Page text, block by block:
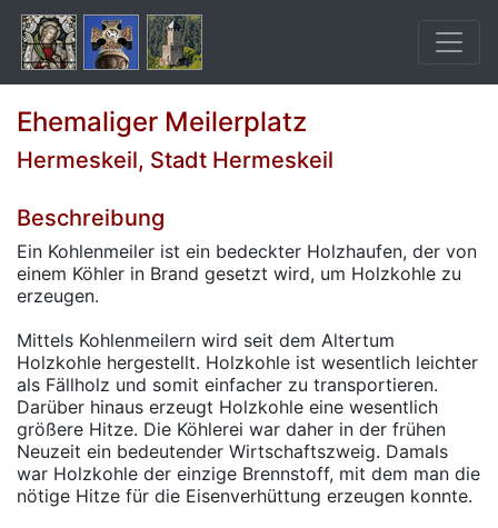
Ehemaliger Meilerplatz
Hermeskeil, Stadt Hermeskeil
Beschreibung
Ein Kohlenmeiler ist ein bedeckter Holzhaufen, der von
einem Köhler in Brand gesetzt wird, um Holzkohle zu
erzeugen.
Mittels Kohlenmeilern wird seit dem Altertum
Holzkohle hergestellt. Holzkohle ist wesentlich leichter
als Fällholz und somit einfacher zu transportieren.
Darüber hinaus erzeugt Holzkohle eine wesentlich
größere Hitze. Die Köhlerei war daher in der frühen
Neuzeit ein bedeutender Wirtschaftszweig. Damals
war Holzkohle der einzige Brennstoff, mit dem man die
nötige Hitze für die Eisenverhüttung erzeugen konnte.